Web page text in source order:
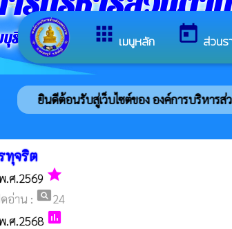
apps เมนูหลัก today ส่วนร
บุรี จังหวัดสิงห์บุรี
ยินดีต้อนรับสู่เว็บไซต์ของ องค์การบริหารส่ว
ทุจริต
.ศ.2569 grade
อ่าน : pageview24
.ศ.2568 poll